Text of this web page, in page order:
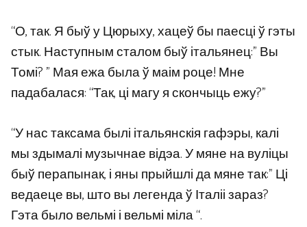
“О, так. Я быў у Цюрыху, хацеў бы паесці ў гэты
стык. Наступным сталом быў італьянец:” Вы
Томі? ” Мая ежа была ў маім роце! Мне
падабалася: “Так, ці магу я скончыць ежу?”
“У нас таксама былі італьянскія гафэры, калі
мы здымалі музычнае відэа. У мяне на вуліцы
быў перапынак, і яны прыйшлі да мяне так:” Ці
ведаеце вы, што вы легенда ў Італіі зараз?
Гэта было вельмі і вельмі міла “.